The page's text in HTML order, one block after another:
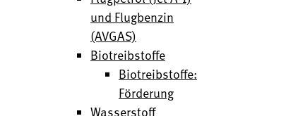
und Flugbenzin
(AVGAS)
Biotreibstoffe
Biotreibstoffe:
Förderung
Wasserstoff